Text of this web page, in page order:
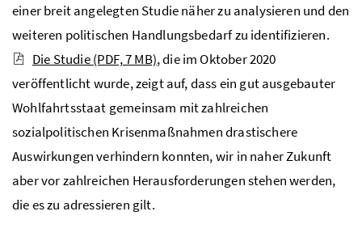
einer breit angelegten Studie näher zu analysieren und den
weiteren politischen Handlungsbedarf zu identifizieren.
Die Studie(PDF, 7 MB), die im Oktober 2020
veröffentlicht wurde, zeigt auf, dass ein gut ausgebauter
Wohlfahrtsstaat gemeinsam mit zahlreichen
sozialpolitischen Krisenmaßnahmen drastischere
Auswirkungen verhindern konnten, wir in naher Zukunft
aber vor zahlreichen Herausforderungen stehen werden,
die es zu adressieren gilt.